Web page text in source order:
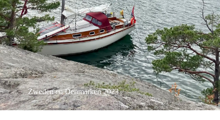
Zweden en Denmarken 2023